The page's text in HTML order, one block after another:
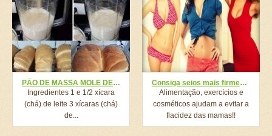
PÃO DE MASSA MOLE DE 3 MINUTOS – SÓ JUNTAR TUDO E BATER NO LIQUIDIFICADOR, LEVAR PRA ASSAR E PRONTO! MAGNÍFICO!!
Ingredientes 1 e 1/2 xícara
(chá) de leite 3 xícaras (chá)
de...
Consiga seios mais firmes sem precisar colocar silicone
Alimentação, exercícios e
cosméticos ajudam a evitar a
flacidez das mamas!!